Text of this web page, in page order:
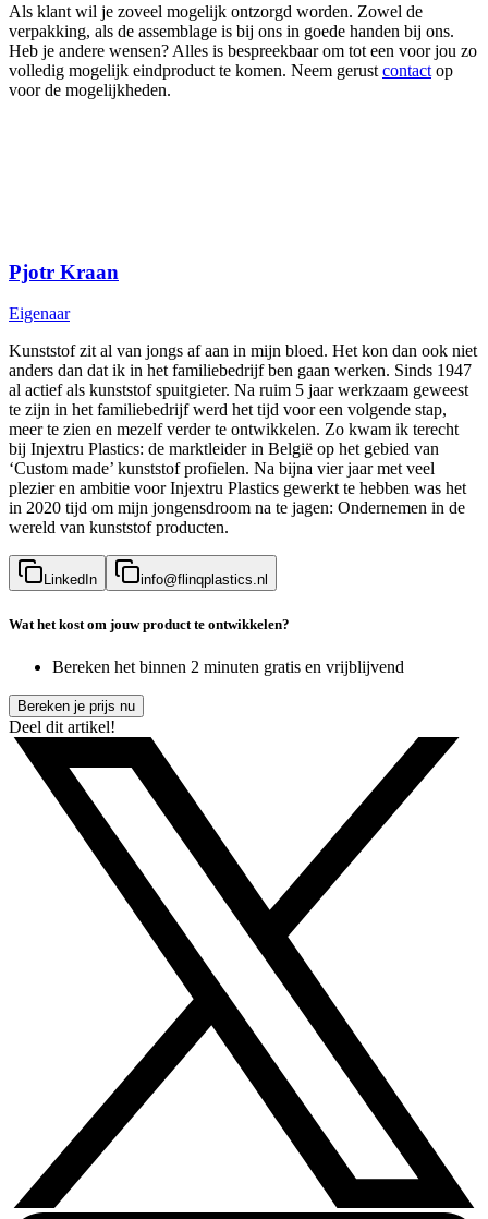
Als klant wil je zoveel mogelijk ontzorgd worden. Zowel de
verpakking, als de assemblage is bij ons in goede handen bij ons.
Heb je andere wensen? Alles is bespreekbaar om tot een voor jou zo
volledig mogelijk eindproduct te komen. Neem gerust contact op
voor de mogelijkheden.
Pjotr Kraan
Eigenaar
Kunststof zit al van jongs af aan in mijn bloed. Het kon dan ook niet
anders dan dat ik in het familiebedrijf ben gaan werken. Sinds 1947
al actief als kunststof spuitgieter. Na ruim 5 jaar werkzaam geweest
te zijn in het familiebedrijf werd het tijd voor een volgende stap,
meer te zien en mezelf verder te ontwikkelen. Zo kwam ik terecht
bij Injextru Plastics: de marktleider in België op het gebied van
‘Custom made’ kunststof profielen. Na bijna vier jaar met veel
plezier en ambitie voor Injextru Plastics gewerkt te hebben was het
in 2020 tijd om mijn jongensdroom na te jagen: Ondernemen in de
wereld van kunststof producten.
LinkedIn info@flinqplastics.nl
Wat het kost om jouw product te ontwikkelen?
Bereken het binnen 2 minuten gratis en vrijblijvend
Bereken je prijs nu
Deel dit artikel!